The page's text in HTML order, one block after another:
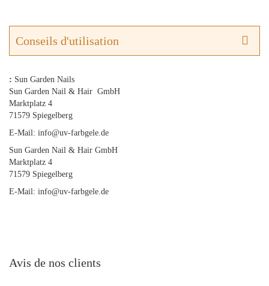
Conseils d'utilisation
: Sun Garden Nails
Sun Garden Nail & Hair GmbH
Marktplatz 4
71579 Spiegelberg
E-Mail: info@uv-farbgele.de
Sun Garden Nail & Hair GmbH
Marktplatz 4
71579 Spiegelberg
E-Mail: info@uv-farbgele.de
Avis de nos clients